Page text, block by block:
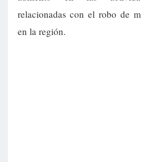
relacionadas con el robo de
en la región.